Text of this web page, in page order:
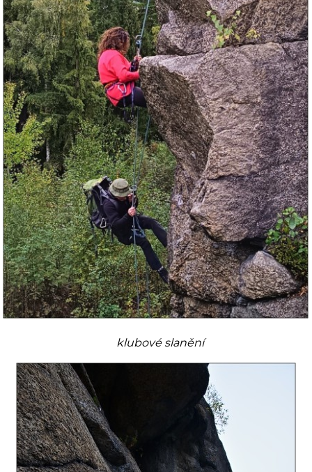
klubové slanění